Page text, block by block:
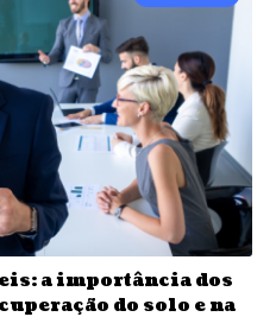
a importância dos
do solo e na